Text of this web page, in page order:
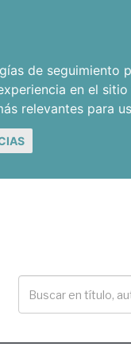
de seguimiento
en el sitio
relevantes para